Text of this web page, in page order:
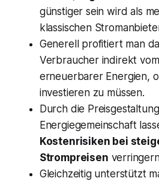
günstiger sein wird als
klassischen
Generell profitiert man
Verbraucher indirekt
erneuerbarer Energien,
investieren zu müssen.
Durch die
Energiegemeinschaft
Kostenrisiken bei
Strompreisen
Gleichzeitig unterstützt